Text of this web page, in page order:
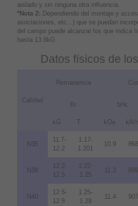
aislado y sin ninguna otra influencia.
*Nota 2: Dependiendo del montaje y
asociaciones, etc...) que se puedan
del campo puede alcanzar los que indica
hasta 13.8kG.
Datos físicos de
Calidad
Remanencia
Br bHc
kG T kOe kA/
N35
11.7-
12.2
1.17-
1.201
10.9 868
N38
12.2-
12.5
1.22-
1.25
11.3 899
N40
12.5-
12.8
1.25-
1.28
11.4 907